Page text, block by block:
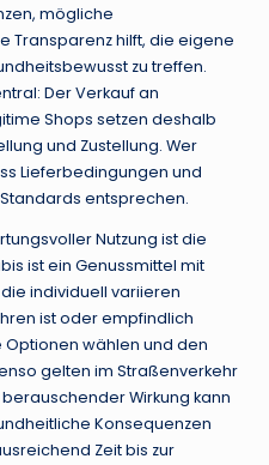
mögliche
Transparenz hilft, die eigene
zu treffen.
Der Verkauf an
Shops setzen deshalb
und Zustellung. Wer
Lieferbedingungen und
entsprechen.
Nutzung ist die
ist ein Genussmittel mit
individuell variieren
ist oder empfindlich
wählen und den
gelten im Straßenverkehr
Wirkung kann
Konsequenzen
Zeit bis zur